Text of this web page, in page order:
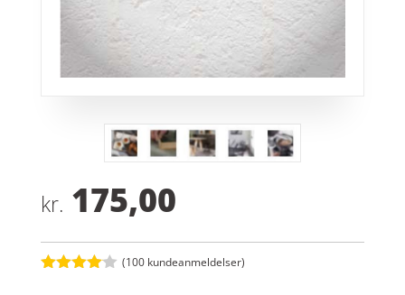
kr. 175,00
(100 kundeanmeldelser)